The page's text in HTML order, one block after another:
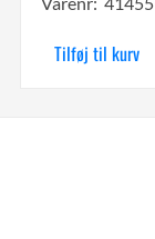
Tilføj til kurv